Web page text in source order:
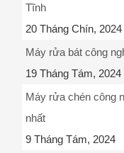
Tĩnh
20 Tháng Chín, 2024
Máy rửa bát công
19 Tháng Tám, 2024
Máy rửa chén công
nhất
9 Tháng Tám, 2024